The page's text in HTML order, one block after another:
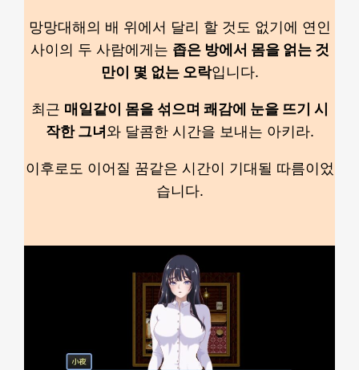
망망대해의 배 위에서 달리 할 것도 없기에 연인
사이의 두 사람에게는 좁은 방에서 몸을 얽는 것
만이 몇 없는 오락입니다.
최근 매일같이 몸을 섞으며 쾌감에 눈을 뜨기 시
작한 그녀 와 달콤한 시간을 보내는 아키라.
이후로도 이어질 꿈같은 시간이 기대될 따름이었
습니다.